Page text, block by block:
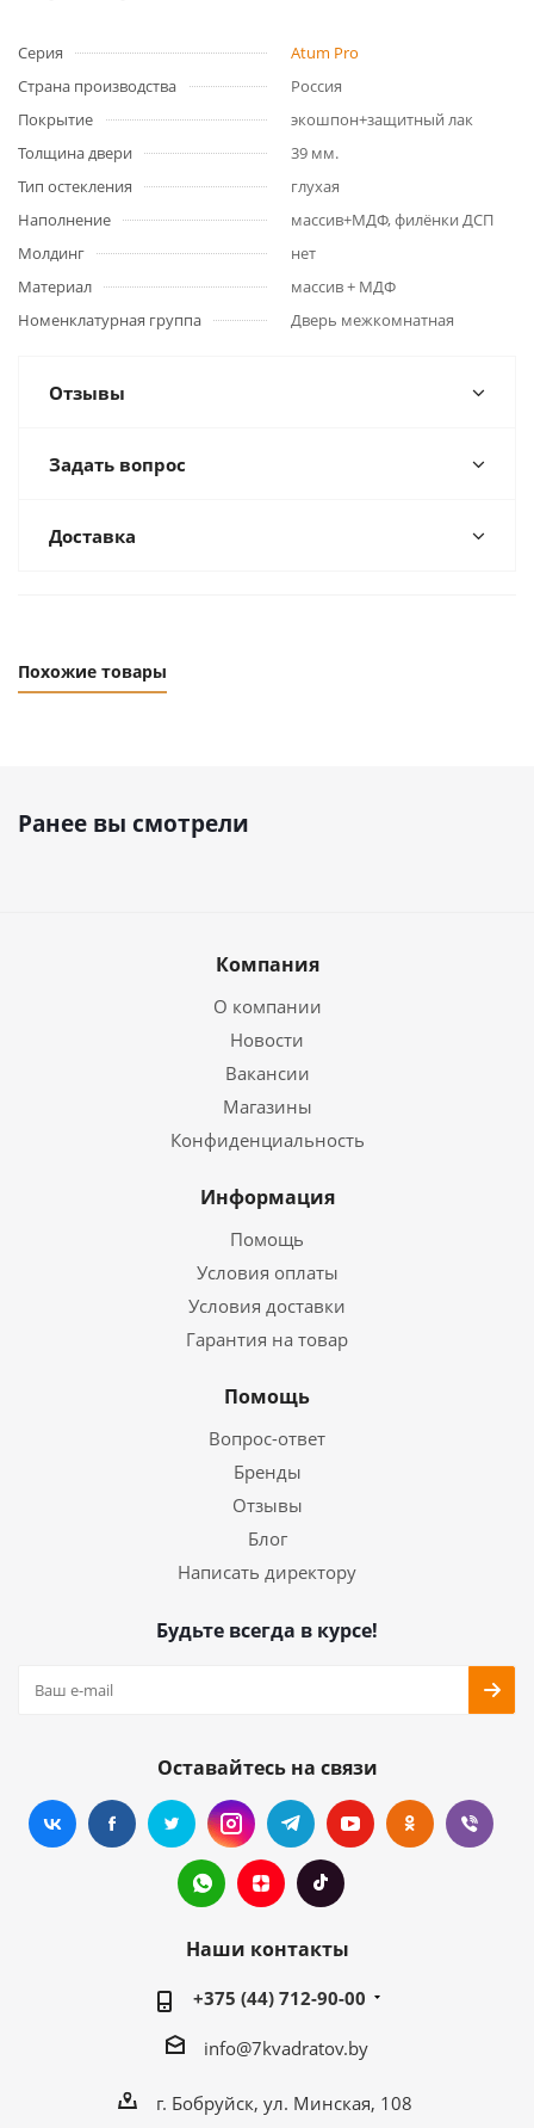
Серия
Atum Pro
Страна производства
Россия
Покрытие
экошпон+защитный лак
Толщина двери
39 мм.
Тип остекления
глухая
Наполнение
массив+МДФ, филёнки ДСП
Молдинг
нет
Материал
массив + МДФ
Номенклатурная группа
Дверь межкомнатная
Отзывы
Задать вопрос
Доставка
Похожие товары
Ранее вы смотрели
Компания
О компании
Новости
Вакансии
Магазины
Конфиденциальность
Информация
Помощь
Условия оплаты
Условия доставки
Гарантия на товар
Помощь
Вопрос-ответ
Бренды
Отзывы
Блог
Написать директору
Будьте всегда в курсе!
Оставайтесь на связи
Наши контакты
+375 (44) 712-90-00
info@7kvadratov.by
г. Бобруйск, ул. Минская, 108